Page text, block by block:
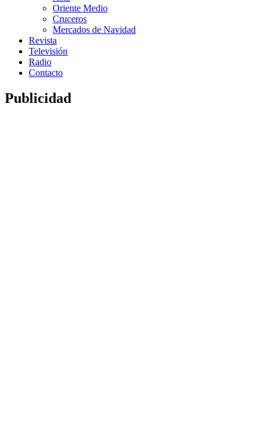
Oriente Medio
Cruceros
Mercados de Navidad
Revista
Televisión
Radio
Contacto
Publicidad